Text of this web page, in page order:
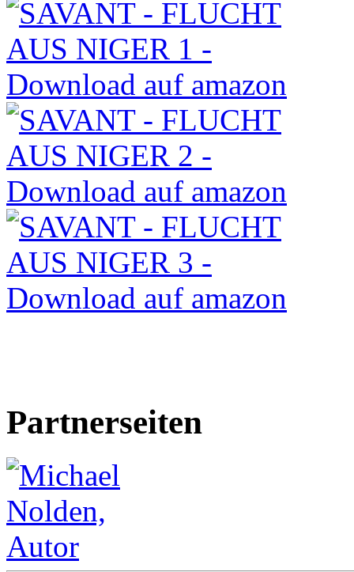
Partnerseiten